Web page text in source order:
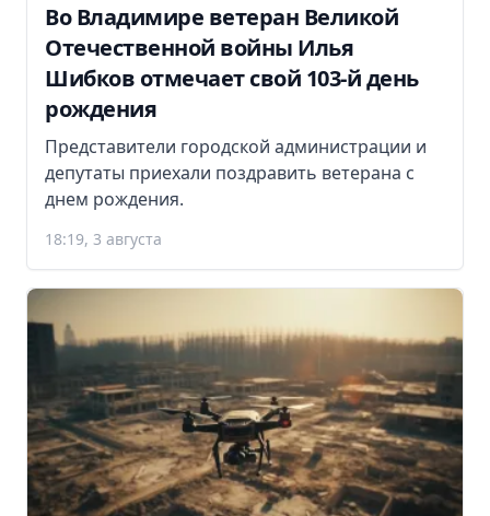
Во Владимире ветеран Великой
Отечественной войны Илья
Шибков отмечает свой 103-й день
рождения
Представители городской администрации и
депутаты приехали поздравить ветерана с
днем рождения.
18:19, 3 августа